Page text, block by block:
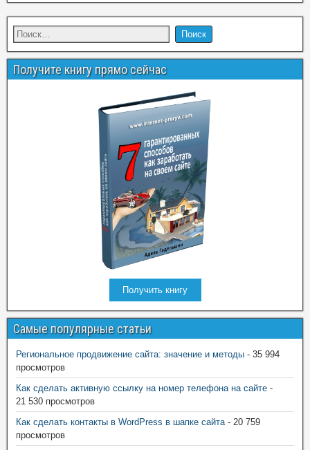
Получите книгу прямо сейчас
Получить книгу
Самые популярные статьи
Региональное продвижение сайта: значение и методы - 35 994
просмотров
Как сделать активную ссылку на номер телефона на сайте -
21 530 просмотров
Как сделать контакты в WordPress в шапке сайта- 20 759
просмотров